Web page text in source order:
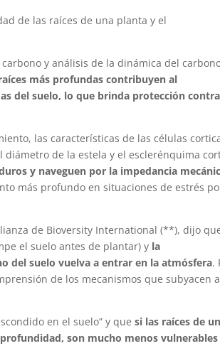
de las raíces de una planta y el
y análisis de la dinámica del
más profundas contribuyen al
del suelo, lo que brinda protección
las características de las células
de la estela y el esclerénquima
y naveguen por la impedancia
más profundo en situaciones de estrés
de Bioversity International (**), dijo
el suelo antes de plantar) y la
del suelo vuelva a entrar en la atmósfera.
de los mecanismos que subyacen
en el suelo” y quesi las raíces de
son mucho menos vulnerables